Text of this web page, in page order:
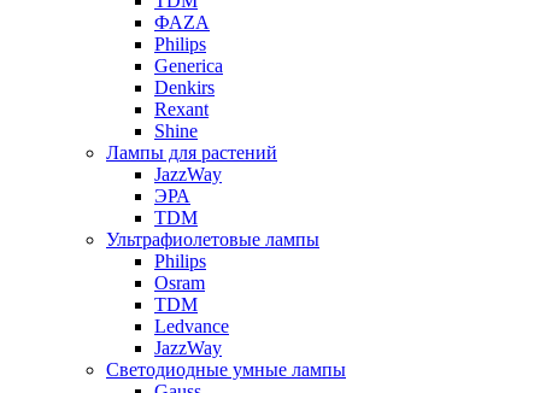
ФАZА
Philips
Generica
Denkirs
Rexant
Shine
Лампы для растений
JazzWay
ЭРА
TDM
Ультрафиолетовые лампы
Philips
Osram
TDM
Ledvance
JazzWay
Светодиодные умные лампы